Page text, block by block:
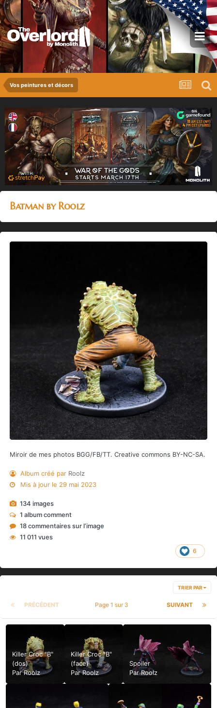
Vos peintures et décors
Batman by Roolz
Miroir de mes photos BGG/FB/TT. Creative commons BY-NC-SA.
Album créé par Roolz
Mis à jour le 29 mai 2023
134 images
1 album comment
18 commentaires sur l’image
11 011 vues
6
TRIER PAR
PRÉCÉDENT SUIVANT
Page 1 sur 3
Killer Croc "B"
(dos)
ParRoolz
Killer Croc "B"
(face)
ParRoolz
Spoiler
ParRoolz